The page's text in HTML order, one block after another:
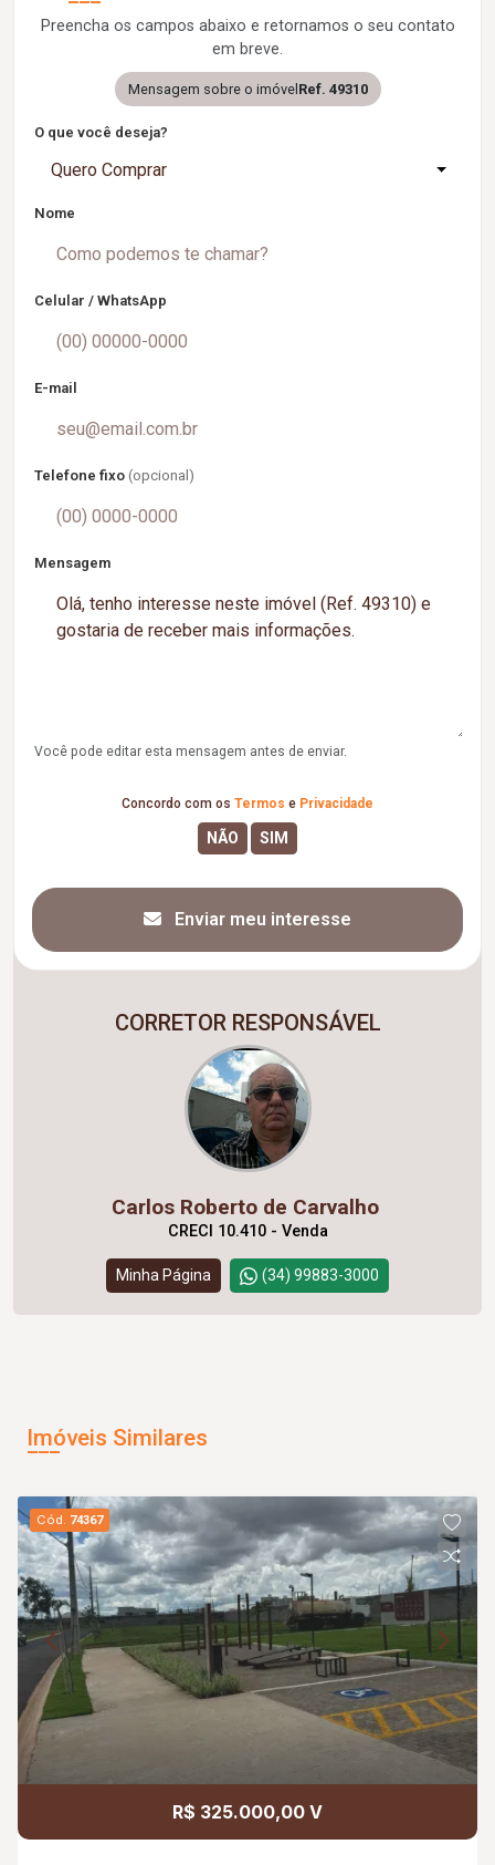
Preencha os campos abaixo e retornamos o seu contato
em breve.
Mensagem sobre o imóvel Ref. 49310
O que você deseja?
Quero Comprar
Nome
Celular / WhatsApp
E-mail
Telefone fixo (opcional)
Mensagem
Você pode editar esta mensagem antes de enviar.
Concordo com os Termos e Privacidade
Enviar meu interesse
CORRETOR RESPONSÁVEL
Carlos Roberto de Carvalho
CRECI 10.410 - Venda
Minha Página (34) 99883-3000
Imóveis Similares
Cód. 74367
R$ 325.000,00 V